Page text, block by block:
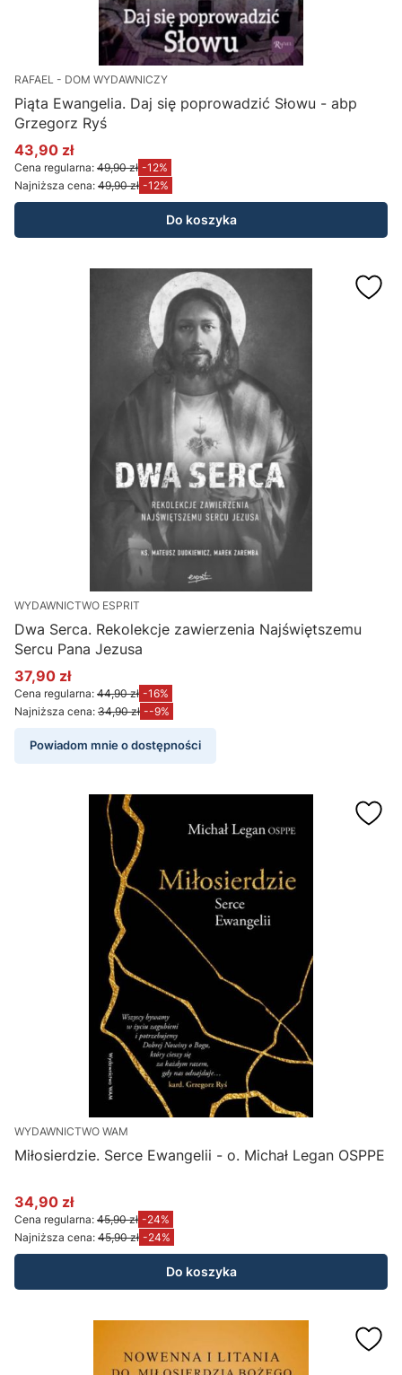
RAFAEL - DOM WYDAWNICZY
Piąta Ewangelia. Daj się poprowadzić Słowu - abp
Grzegorz Ryś
Cena promocyjna
43,90 zł
Cena regularna: 49,90 zł -12%
Najniższa cena: 49,90 zł -12%
Do koszyka
WYDAWNICTWO ESPRIT
Dwa Serca. Rekolekcje zawierzenia Najświętszemu
Sercu Pana Jezusa
Cena promocyjna
37,90 zł
Cena regularna: 44,90 zł -16%
Najniższa cena: 34,90 zł --9%
Powiadom mnie o dostępności
WYDAWNICTWO WAM
Miłosierdzie. Serce Ewangelii - o. Michał Legan OSPPE
Cena promocyjna
34,90 zł
Cena regularna: 45,90 zł -24%
Najniższa cena: 45,90 zł -24%
Do koszyka